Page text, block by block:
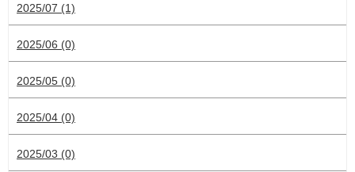
2025/07 (1)
2025/06 (0)
2025/05 (0)
2025/04 (0)
2025/03 (0)